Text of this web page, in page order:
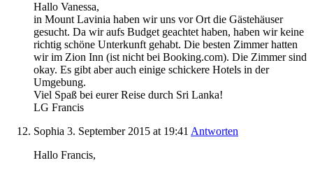
Hallo Vanessa,
in Mount Lavinia haben wir uns vor Ort die Gästehäuser
gesucht. Da wir aufs Budget geachtet haben, haben wir keine
richtig schöne Unterkunft gehabt. Die besten Zimmer hatten
wir im Zion Inn (ist nicht bei Booking.com). Die Zimmer sind
okay. Es gibt aber auch einige schickere Hotels in der
Umgebung.
Viel Spaß bei eurer Reise durch Sri Lanka!
LG Francis
Sophia 3. September 2015 at 19:41 Antworten
Hallo Francis,